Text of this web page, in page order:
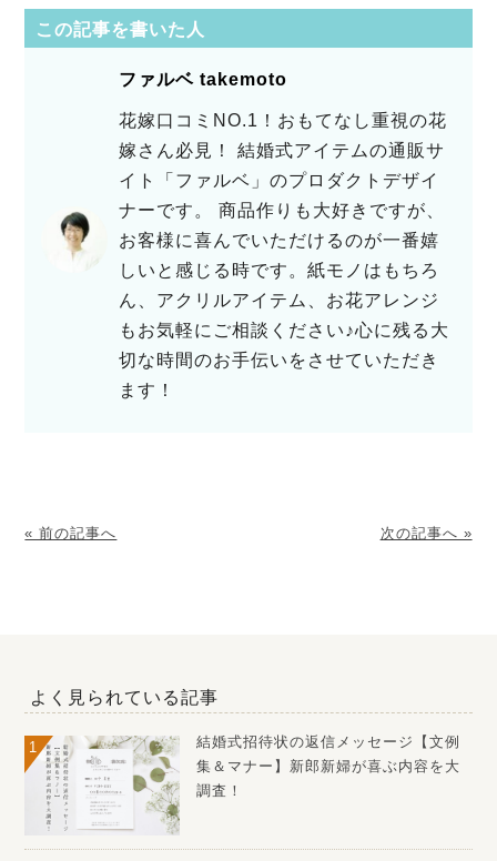
この記事を書いた人
ファルベ takemoto
花嫁口コミNO.1！おもてなし重視の花
嫁さん必見！ 結婚式アイテムの通販サ
イト「ファルベ」のプロダクトデザイ
ナーです。 商品作りも大好きですが、
お客様に喜んでいただけるのが一番嬉
しいと感じる時です。紙モノはもちろ
ん、アクリルアイテム、お花アレンジ
もお気軽にご相談ください♪心に残る大
切な時間のお手伝いをさせていただき
ます！
« 前の記事へ 次の記事へ »
よく見られている記事
結婚式招待状の返信メッセージ【文例
集＆マナー】新郎新婦が喜ぶ内容を大
調査！